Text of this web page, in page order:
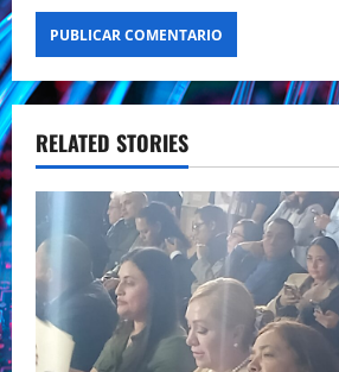
RELATED STORIES